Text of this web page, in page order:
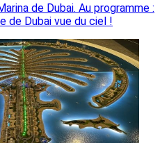
de Dubai. Au programme :
de Dubai vue du ciel !